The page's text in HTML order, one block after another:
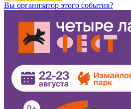
Вы организатор этого события?